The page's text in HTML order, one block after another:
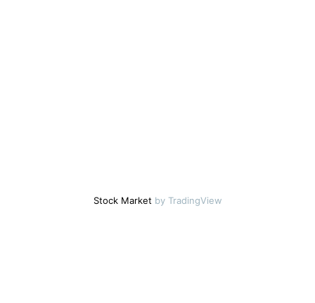
Stock Market by TradingView